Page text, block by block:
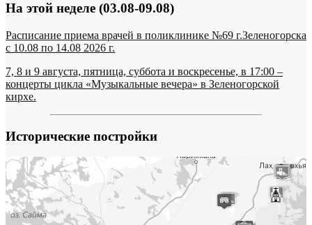
На этой неделе (03.08-09.08)
Расписание приема врачей в поликлинике №69 г.Зеленогорска
c 10.08 по 14.08 2026 г.
7, 8 и 9 августа, пятница, суббота и воскресенье, в 17:00 –
концерты цикла «Музыкальные вечера» в Зеленогорской
кирхе.
Исторические постройки